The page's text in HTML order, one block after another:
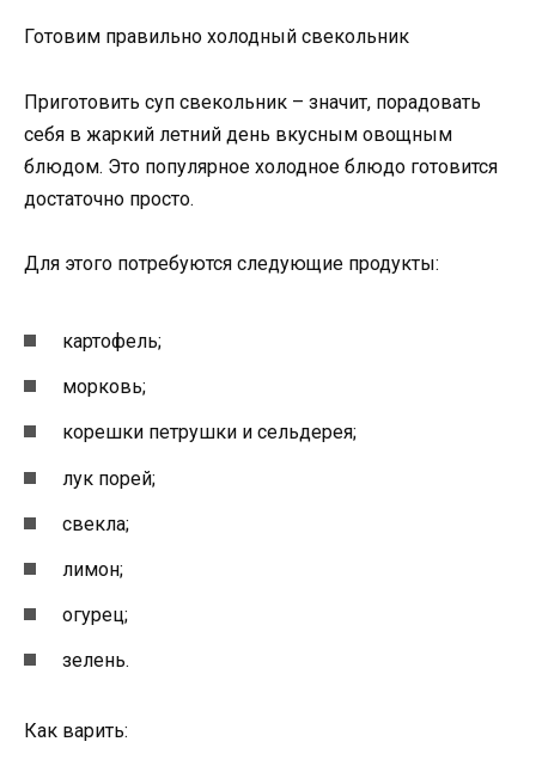
Готовим правильно холодный свекольник
Приготовить суп свекольник – значит, порадовать
себя в жаркий летний день вкусным овощным
блюдом. Это популярное холодное блюдо готовится
достаточно просто.
Для этого потребуются следующие продукты:
картофель;
морковь;
корешки петрушки и сельдерея;
лук порей;
свекла;
лимон;
огурец;
зелень.
Как варить: